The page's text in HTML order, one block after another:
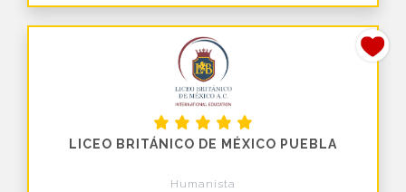
LICEO BRITÁNICO DE MÉXICO PUEBLA
Humanista